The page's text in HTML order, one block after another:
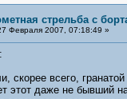
стрельба с
Февраля 2007, 07:18:49 »
скорее всего,
этот даже не бывший